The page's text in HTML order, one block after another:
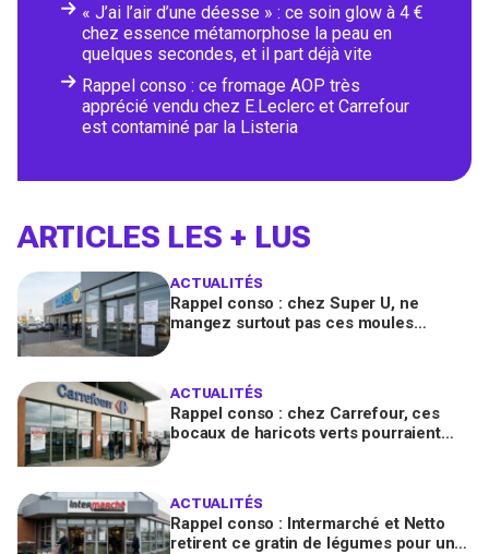
« J’ai l’air d’une déesse » : ce soin glow à 4 €
chez essence métamorphose la peau en
quelques secondes, et il part déjà vite
Rappel conso : ce fromage AOP très
apprécié vendu chez E.Leclerc et Carrefour
est contaminé par la Listeria
ARTICLES LES + LUS
ACTUALITÉS
Rappel conso : chez Super U, ne
mangez surtout pas ces moules
ACTUALITÉS
Rappel conso : chez Carrefour, ces
bocaux de haricots verts pourraient
ACTUALITÉS
Rappel conso : Intermarché et Netto
retirent ce gratin de légumes pour un